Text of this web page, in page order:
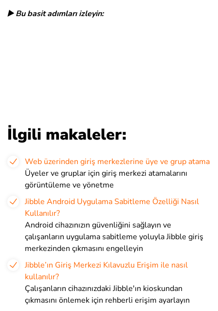
▶️ Bu basit adımları izleyin:
İlgili makaleler:
Web üzerinden giriş merkezlerine üye ve grup atama
Üyeler ve gruplar için giriş merkezi atamalarını
görüntüleme ve yönetme
Jibble Android Uygulama Sabitleme Özelliği Nasıl
Kullanılır?
Android cihazınızın güvenliğini sağlayın ve
çalışanların uygulama sabitleme yoluyla Jibble giriş
merkezinden çıkmasını engelleyin
Jibble’ın Giriş Merkezi Kılavuzlu Erişim ile nasıl
kullanılır?
Çalışanların cihazınızdaki Jibble'ın kioskundan
çıkmasını önlemek için rehberli erişim ayarlayın